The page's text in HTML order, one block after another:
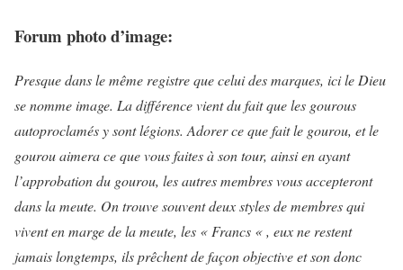
Forum photo d’image:
Presque dans le même registre que celui des marques, ici le Dieu
se nomme image. La différence vient du fait que les gourous
autoproclamés y sont légions. Adorer ce que fait le gourou, et le
gourou aimera ce que vous faites à son tour, ainsi en ayant
l’approbation du gourou, les autres membres vous accepteront
dans la meute. On trouve souvent deux styles de membres qui
vivent en marge de la meute, les « Francs « , eux ne restent
jamais longtemps, ils prêchent de façon objective et son donc